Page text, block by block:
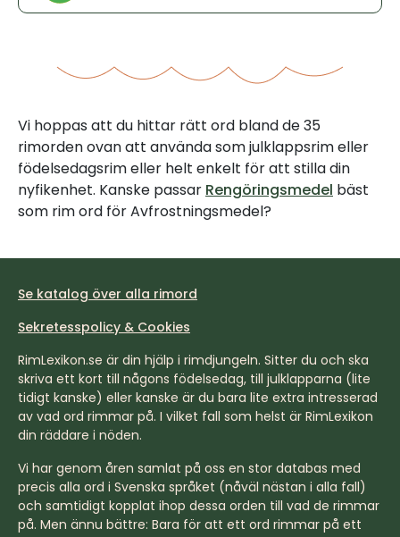
Vi hoppas att du hittar rätt ord bland de 35
rimorden ovan att använda som julklappsrim eller
födelsedagsrim eller helt enkelt för att stilla din
nyfikenhet. Kanske passar Rengöringsmedel bäst
som rim ord för Avfrostningsmedel?
Se katalog över alla rimord
Sekretesspolicy & Cookies
RimLexikon.se är din hjälp i rimdjungeln. Sitter du och ska
skriva ett kort till någons födelsedag, till julklapparna (lite
tidigt kanske) eller kanske är du bara lite extra intresserad
av vad ord rimmar på. I vilket fall som helst är RimLexikon
din räddare i nöden.
Vi har genom åren samlat på oss en stor databas med
precis alla ord i Svenska språket (nåväl nästan i alla fall)
och samtidigt kopplat ihop dessa orden till vad de rimmar
på. Men ännu bättre: Bara för att ett ord rimmar på ett